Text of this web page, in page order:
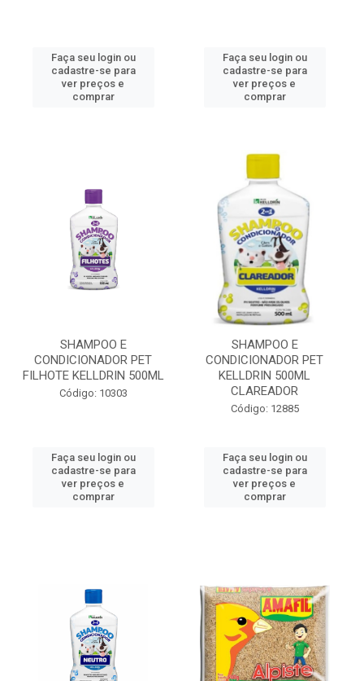
Faça seu login ou
cadastre-se para
ver preços e
comprar
Faça seu login ou
cadastre-se para
ver preços e
comprar
SHAMPOO E
CONDICIONADOR PET
FILHOTE KELLDRIN 500ML
Código: 10303
Faça seu login ou
cadastre-se para
ver preços e
comprar
SHAMPOO E
CONDICIONADOR PET
KELLDRIN 500ML
CLAREADOR
Código: 12885
Faça seu login ou
cadastre-se para
ver preços e
comprar